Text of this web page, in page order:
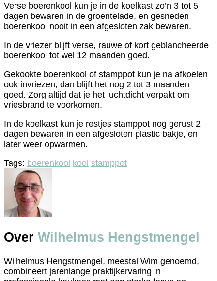
Verse boerenkool kun je in de koelkast zo’n 3 tot 5
dagen bewaren in de groentelade, en gesneden
boerenkool nooit in een afgesloten zak bewaren.
In de vriezer blijft verse, rauwe of kort geblancheerde
boerenkool tot wel 12 maanden goed.
Gekookte boerenkool of stamppot kun je na afkoelen
ook invriezen; dan blijft het nog 2 tot 3 maanden
goed. Zorg altijd dat je het luchtdicht verpakt om
vriesbrand te voorkomen.
In de koelkast kun je restjes stamppot nog gerust 2
dagen bewaren in een afgesloten plastic bakje, en
later weer opwarmen.
Tags: boerenkool kool stamppot
Over Wilhelmus Hengstmengel
Wilhelmus Hengstmengel, meestal Wim genoemd,
combineert jarenlange praktijkervaring in